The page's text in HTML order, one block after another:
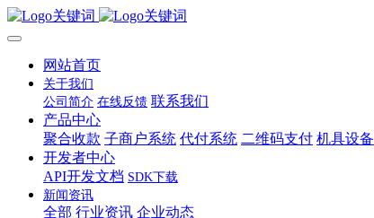
网站首页
关于我们
公司简介 在线反馈 联系我们
产品中心
聚合收款 子商户系统 代付系统 二维码支付 机具设备
开发者中心
API开发文档 SDK下载
新闻资讯
全部 行业资讯 企业动态